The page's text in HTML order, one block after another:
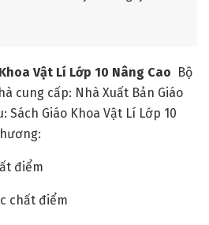
Vật Lí Lớp 10 Nâng Cao Bộ
cung cấp: Nhà Xuất Bản Giáo
Sách Giáo Khoa Vật Lí Lớp 10
điểm
chất điểm